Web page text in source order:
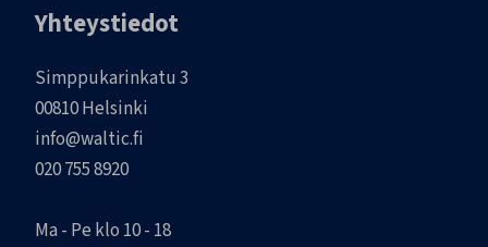
Yhteystiedot
Simppukarinkatu 3
00810 Helsinki
info@waltic.fi
020 755 8920
Ma - Pe klo 10 - 18